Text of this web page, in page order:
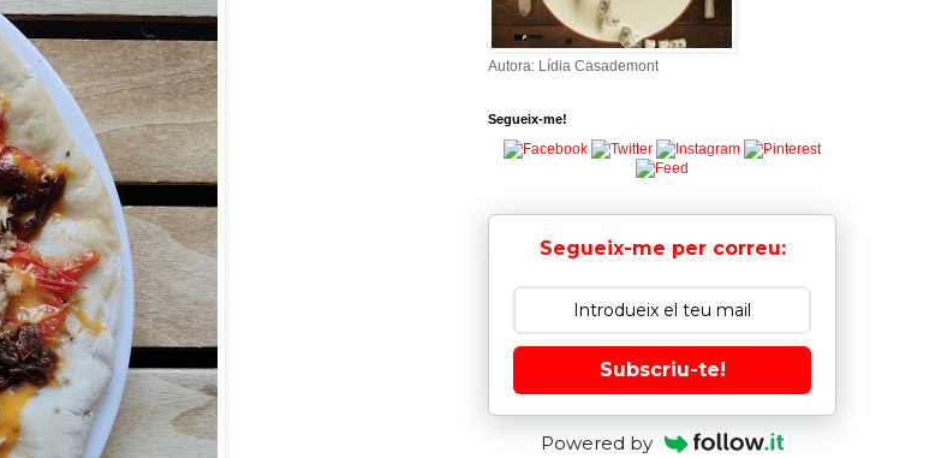
Autora: Lídia Casademont
Segueix-me!
Segueix-me per correu:
Subscriu-te!
Powered by